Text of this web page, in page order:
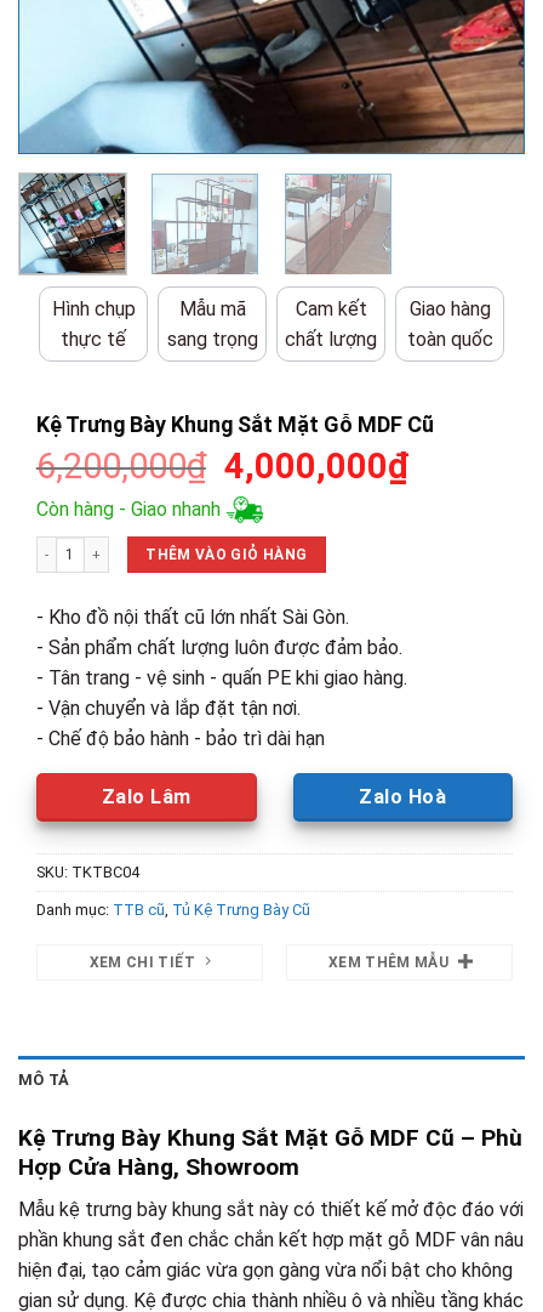
Hình chụp
thực tế
Mẫu mã
sang trọng
Cam kết
chất lượng
Giao hàng
toàn quốc
Kệ Trưng Bày Khung Sắt Mặt Gỗ MDF Cũ
6,200,000₫ Giá
gốc
là:
6,200,000₫.
4,000,000₫Giá
Còn hàng - Giao nhanh
Kệ Trưng Bày Khung Sắt Mặt Gỗ MDF Cũ số lượng
THÊM VÀO GIỎ HÀNG
- Kho đồ nội thất cũ lớn nhất Sài Gòn.
- Sản phẩm chất lượng luôn được đảm bảo.
- Tân trang - vệ sinh - quấn PE khi giao hàng.
- Vận chuyển và lắp đặt tận nơi.
- Chế độ bảo hành - bảo trì dài hạn
Zalo Lâm Zalo Hoà
SKU: TKTBC04
Danh mục: TTB cũ, Tủ Kệ Trưng Bày Cũ
XEM CHI TIẾT XEM THÊM MẪU
MÔ TẢ
Kệ Trưng Bày Khung Sắt Mặt Gỗ MDF Cũ – Phù
Hợp Cửa Hàng, Showroom
Mẫu kệ trưng bày khung sắt này có thiết kế mở độc đáo với
phần khung sắt đen chắc chắn kết hợp mặt gỗ MDF vân nâu
hiện đại, tạo cảm giác vừa gọn gàng vừa nổi bật cho không
gian sử dụng. Kệ được chia thành nhiều ô và nhiều tầng khác